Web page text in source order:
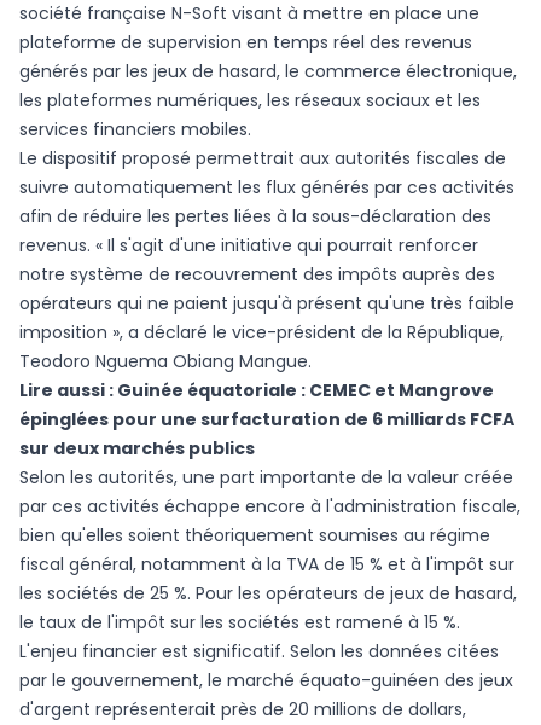
société française N-Soft visant à mettre en place une
plateforme de supervision en temps réel des revenus
générés par les jeux de hasard, le commerce électronique,
les plateformes numériques, les réseaux sociaux et les
services financiers mobiles.
Le dispositif proposé permettrait aux autorités fiscales de
suivre automatiquement les flux générés par ces activités
afin de réduire les pertes liées à la sous-déclaration des
revenus. « Il s'agit d'une initiative qui pourrait renforcer
notre système de recouvrement des impôts auprès des
opérateurs qui ne paient jusqu'à présent qu'une très faible
imposition », a déclaré le vice-président de la République,
Teodoro Nguema Obiang Mangue.
Lire aussi : Guinée équatoriale : CEMEC et Mangrove
épinglées pour une surfacturation de 6 milliards FCFA
sur deux marchés publics
Selon les autorités, une part importante de la valeur créée
par ces activités échappe encore à l'administration fiscale,
bien qu'elles soient théoriquement soumises au régime
fiscal général, notamment à la TVA de 15 % et à l'impôt sur
les sociétés de 25 %. Pour les opérateurs de jeux de hasard,
le taux de l'impôt sur les sociétés est ramené à 15 %.
L'enjeu financier est significatif. Selon les données citées
par le gouvernement, le marché équato-guinéen des jeux
d'argent représenterait près de 20 millions de dollars,